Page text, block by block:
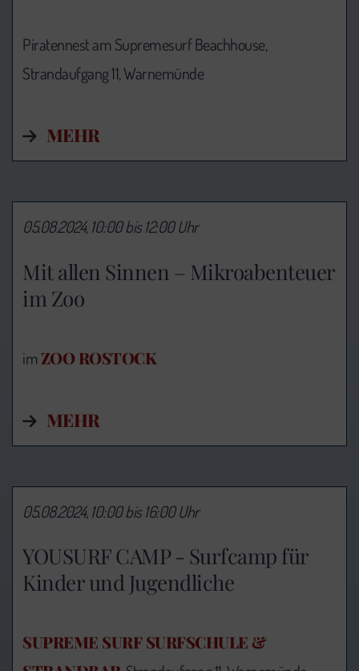
Piratennest am Supremesurf Beachhouse,
Strandaufgang 11, Warnemünde
MEHR
Mit allen Sinnen – Mikroabenteuer
im Zoo
05.08.2024, 10:00 bis 12:00 Uhr
imZOO ROSTOCK
MEHR
YOUSURF CAMP - Surfcamp für
Kinder und Jugendliche
05.08.2024, 10:00 bis 16:00 Uhr
SUPREME SURF SURFSCHULE &